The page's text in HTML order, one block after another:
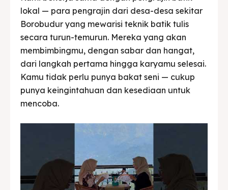
lokal — para pengrajin dari desa-desa sekitar
Borobudur yang mewarisi teknik batik tulis
secara turun-temurun. Mereka yang akan
membimbingmu, dengan sabar dan hangat,
dari langkah pertama hingga karyamu selesai.
Kamu tidak perlu punya bakat seni — cukup
punya keingintahuan dan kesediaan untuk
mencoba.